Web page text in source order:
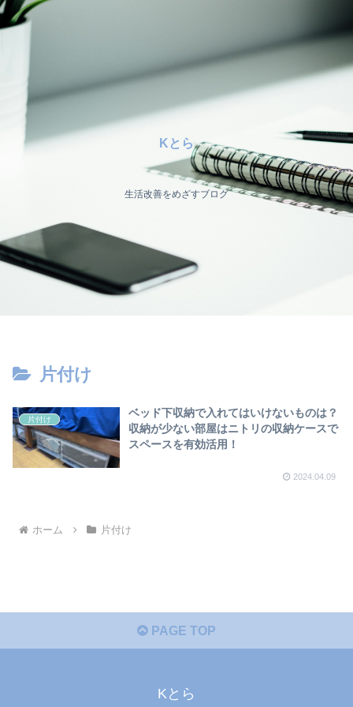
Kとら
生活改善をめざすブログ
片付け
片付け
ベッド下収納で入れてはいけないものは？
収納が少ない部屋はニトリの収納ケースで
スペースを有効活用！
2024.04.09
ホーム 片付け
PAGE TOP
Kとら